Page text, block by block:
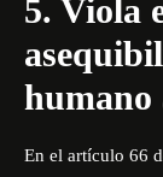
5. Viola
humano
En el artículo 66